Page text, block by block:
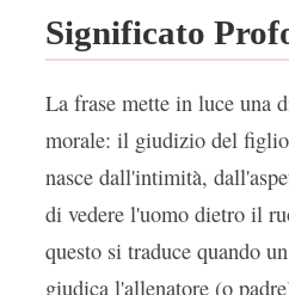
Significato
La frase mette in luce una
morale: il giudizio del
nasce dall'intimità,
di vedere l'uomo dietro il
questo si traduce quando
giudica l'allenatore (o